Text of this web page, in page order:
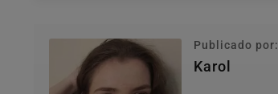
Publicado por:
Karol